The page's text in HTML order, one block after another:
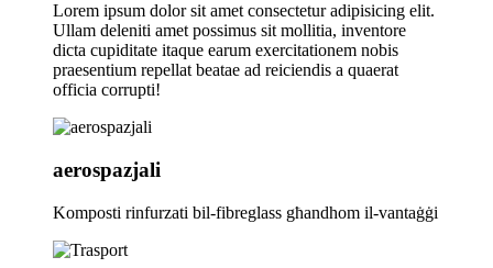
Lorem ipsum dolor sit amet consectetur adipisicing elit.
Ullam deleniti amet possimus sit mollitia, inventore
dicta cupiditate itaque earum exercitationem nobis
praesentium repellat beatae ad reiciendis a quaerat
officia corrupti!
aerospazjali
Komposti rinfurzati bil-fibreglass għandhom il-vantaġġi